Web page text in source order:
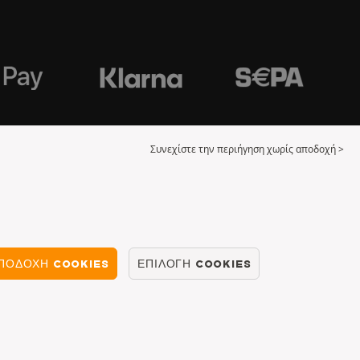
Συνεχίστε την περιήγηση χωρίς αποδοχή >
COOKIES ΕΠΙΛΟΓΉ COOKIES